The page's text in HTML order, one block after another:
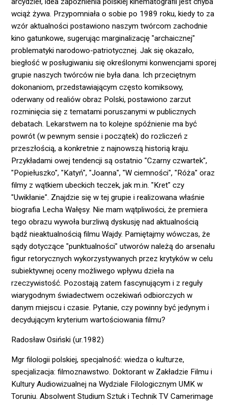
wciąż żywa. Przypomniała o sobie po 1989 roku, kiedy to za
wzór aktualności postawiono naszym twórcom zachodnie
kino gatunkowe, sugerując marginalizację "archaicznej"
problematyki narodowo-patriotycznej. Jak się okazało,
biegłość w posługiwaniu się określonymi konwencjami sporej
grupie naszych twórców nie była dana. Ich przeciętnym
dokonaniom, przedstawiającym często komiksowy,
oderwany od realiów obraz Polski, postawiono zarzut
rozminięcia się z tematami poruszanymi w publicznych
debatach. Lekarstwem na to kolejne spóźnienie ma być
powrót (w pewnym sensie i początek) do rozliczeń z
przeszłością, a konkretnie z najnowszą historią kraju.
Przykładami owej tendencji są ostatnio "Czarny czwartek",
"Popiełuszko", "Katyń", "Joanna", "W ciemności", "Róża" oraz
filmy z wątkiem ubeckich teczek, jak m.in. "Kret" czy
"Uwikłanie". Znajdzie się w tej grupie i realizowana właśnie
biografia Lecha Wałęsy. Nie mam wątpliwości, że premiera
tego obrazu wywoła burzliwą dyskusję nad aktualnością
bądź nieaktualnością filmu Wajdy. Pamiętajmy wówczas, że
sądy dotyczące "punktualności" utworów należą do arsenału
figur retorycznych wykorzystywanych przez krytyków w celu
subiektywnej oceny możliwego wpływu dzieła na
rzeczywistość. Pozostają zatem fascynującym i z reguły
wiarygodnym świadectwem oczekiwań odbiorczych w
danym miejscu i czasie. Pytanie, czy powinny być jedynym i
decydującym kryterium wartościowania filmu?
Radosław Osiński (ur.1982)
Mgr filologii polskiej, specjalność: wiedza o kulturze,
specjalizacja: filmoznawstwo. Doktorant w Zakładzie Filmu i
Kultury Audiowizualnej na Wydziale Filologicznym UMK w
Toruniu. Absolwent Studium Sztuk i Technik TV Camerimage